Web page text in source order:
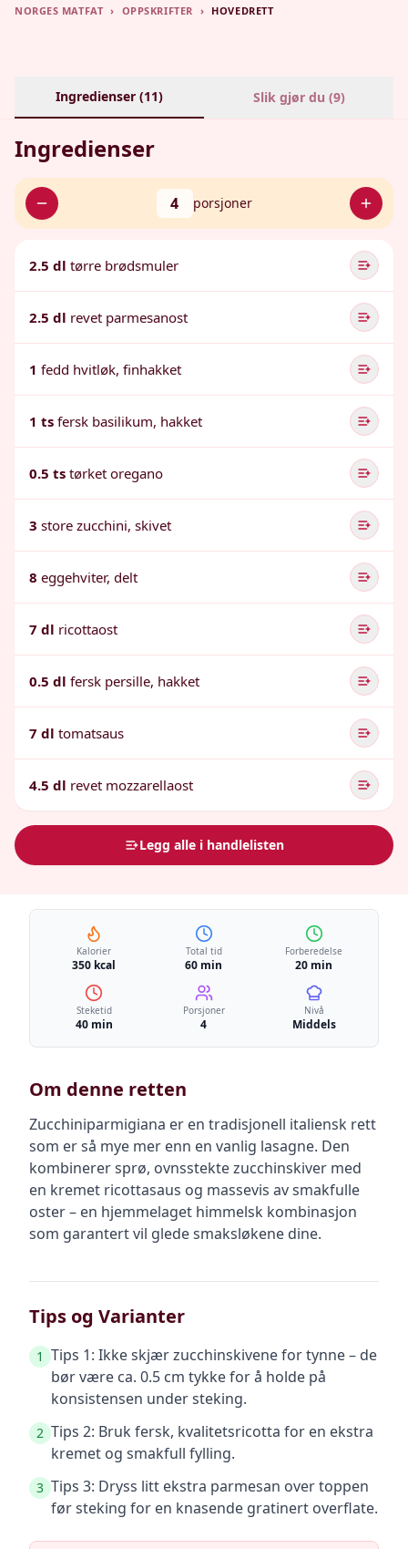
NORGES MATFAT › OPPSKRIFTER › HOVEDRETT
Ingredienser (11) Slik gjør du (9)
Ingredienser
4 porsjoner
2.5 dl tørre brødsmuler
2.5 dl revet parmesanost
1 fedd hvitløk, finhakket
1 ts fersk basilikum, hakket
0.5 ts tørket oregano
3 store zucchini, skivet
8 eggehviter, delt
7 dl ricottaost
0.5 dl fersk persille, hakket
7 dl tomatsaus
4.5 dl revet mozzarellaost
Legg alle i handlelisten
Kalorier
350 kcal
Total tid
60 min
Forberedelse
20 min
Steketid
40 min
Porsjoner
4
Nivå
Middels
Om denne retten
Zucchiniparmigiana er en tradisjonell italiensk rett
som er så mye mer enn en vanlig lasagne. Den
kombinerer sprø, ovnsstekte zucchinskiver med
en kremet ricottasaus og massevis av smakfulle
oster – en hjemmelaget himmelsk kombinasjon
som garantert vil glede smaksløkene dine.
Tips og Varianter
1 Tips 1: Ikke skjær zucchinskivene for tynne – de
bør være ca. 0.5 cm tykke for å holde på
konsistensen under steking.
2 Tips 2: Bruk fersk, kvalitetsricotta for en ekstra
kremet og smakfull fylling.
3 Tips 3: Dryss litt ekstra parmesan over toppen
før steking for en knasende gratinert overflate.